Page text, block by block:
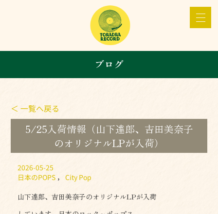
ブログ
＜ 一覧へ戻る
5/25入荷情報（山下達郎、吉田美奈子
のオリジナルLPが入荷）
2026-05-25
日本のPOPS ，City Pop
山下達郎、吉田美奈子のオリジナルLPが入荷